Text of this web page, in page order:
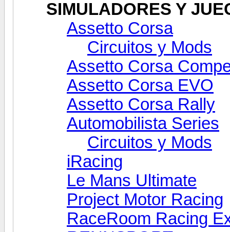
SIMULADORES Y
Assetto Corsa
Circuitos y Mods
Assetto Corsa
Assetto Corsa EVO
Assetto Corsa Rally
Automobilista Series
Circuitos y Mods
iRacing
Le Mans Ultimate
Project Motor Racing
RaceRoom Racing